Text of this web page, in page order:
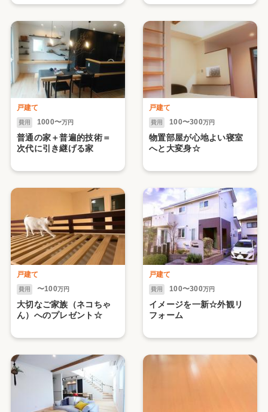
戸建て
費用 1000〜万円
普通の家＋普遍的技術＝
次代に引き継げる家
戸建て
費用 100〜300万円
物置部屋が心地よい寝室
へと大変身☆
戸建て
費用 〜100万円
大切なご家族（ネコちゃ
ん）へのプレゼント☆
戸建て
費用 100〜300万円
イメージを一新☆外観リ
フォーム